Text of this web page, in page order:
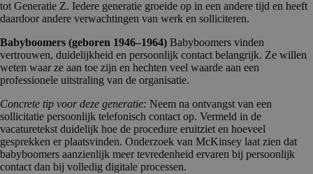
tot Generatie Z. Iedere generatie groeide op in een andere tijd en heeft
daardoor andere verwachtingen van werk en solliciteren.
Babyboomers (geboren 1946–1964) Babyboomers vinden
vertrouwen, duidelijkheid en persoonlijk contact belangrijk. Ze willen
weten waar ze aan toe zijn en hechten veel waarde aan een
professionele uitstraling van de organisatie.
Concrete tip voor deze generatie: Neem na ontvangst van een
sollicitatie persoonlijk telefonisch contact op. Vermeld in de
vacaturetekst duidelijk hoe de procedure eruitziet en hoeveel
gesprekken er plaatsvinden. Onderzoek van McKinsey laat zien dat
babyboomers aanzienlijk meer tevredenheid ervaren bij persoonlijk
contact dan bij volledig digitale processen.